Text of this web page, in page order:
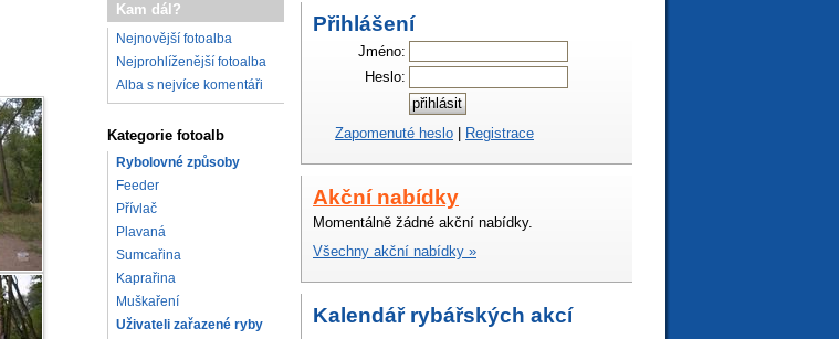
Kam dál?
Nejnovější fotoalba
Nejprohlíženější fotoalba
Alba s nejvíce komentáři
Kategorie fotoalb
Rybolovné způsoby
Feeder
Přívlač
Plavaná
Sumcařina
Kaprařina
Muškaření
Uživateli zařazené ryby
Přihlášení
Jméno:
Heslo:
Zapomenuté heslo | Registrace
Akční nabídky
Momentálně žádné akční nabídky.
Všechny akční nabídky »
Kalendář rybářských akcí